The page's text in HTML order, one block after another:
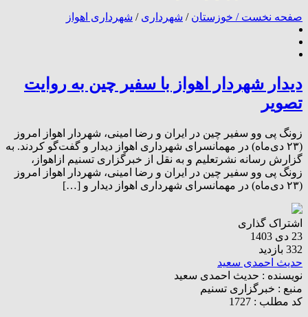
صفحه نخست / خوزستان / شهرداری / شهرداری اهواز
دیدار شهردار اهواز با سفیر چین به روایت
تصویر
زونگ پی وو سفیر چین در ایران و رضا امینی، شهردار اهواز امروز
(۲۳ دی‌ماه) در مهمانسرای شهرداری اهواز دیدار و گفت‌گو کردند. به
گزارش رسانه نشرتعلیم و به نقل از خبرگزاری تسنیم ازاهواز،
زونگ پی وو سفیر چین در ایران و رضا امینی، شهردار اهواز امروز
(۲۳ دی‌ماه) در مهمانسرای شهرداری اهواز دیدار و […]
اشتراک گذاری
23 دی 1403
332 بازدید
حدیث احمدی سعید
نویسنده : حدیث احمدی سعید
منبع : خبرگزاری تسنیم
کد مطلب : 1727